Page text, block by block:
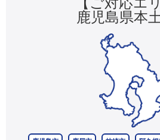
鹿児島県本